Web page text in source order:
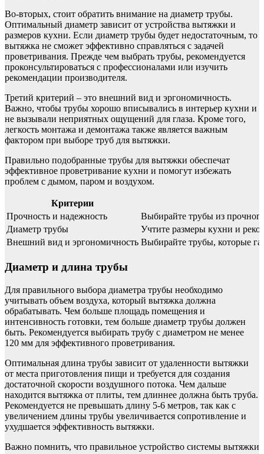
Во-вторых, стоит обратить внимание на диаметр трубы.
Оптимальный диаметр зависит от устройства вытяжки и
размеров кухни. Если диаметр трубы будет недостаточным, то
вытяжка не сможет эффективно справляться с задачей
проветривания. Прежде чем выбрать трубы, рекомендуется
проконсультироваться с профессионалами или изучить
рекомендации производителя.
Третий критерий – это внешний вид и эргономичность.
Важно, чтобы трубы хорошо вписывались в интерьер кухни и
не вызывали неприятных ощущений для глаза. Кроме того,
легкость монтажа и демонтажа также является важным
фактором при выборе труб для вытяжки.
Правильно подобранные трубы для вытяжки обеспечат
эффективное проветривание кухни и помогут избежать
проблем с дымом, паром и воздухом.
Критерии
Прочность и надежность
Выбирайте трубы из
Диаметр трубы
Учтите размеры кухни и
Внешний вид и эргономичность Выбирайте трубы, которые
Диаметр и длина трубы
Для правильного выбора диаметра трубы необходимо
учитывать объем воздуха, который вытяжка должна
обрабатывать. Чем больше площадь помещения и
интенсивность готовки, тем больше диаметр трубы должен
быть. Рекомендуется выбирать трубу с диаметром не менее
120 мм для эффективного проветривания.
Оптимальная длина трубы зависит от удаленности вытяжки
от места приготовления пищи и требуется для создания
достаточной скорости воздушного потока. Чем дальше
находится вытяжка от плиты, тем длиннее должна быть труба.
Рекомендуется не превышать длину 5-6 метров, так как с
увеличением длины трубы увеличивается сопротивление и
ухудшается эффективность вытяжки.
Важно помнить, что правильное устройство системы вытяжки